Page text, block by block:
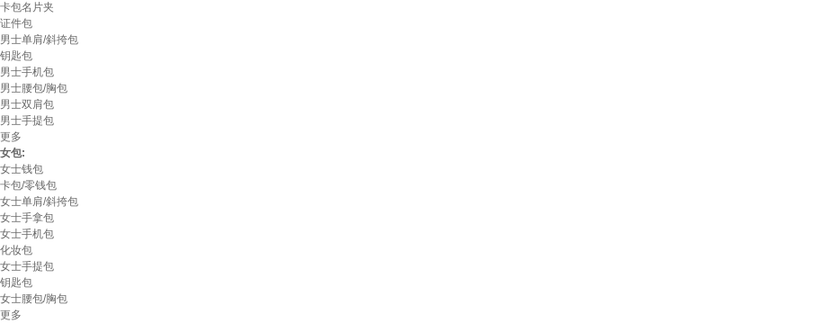
卡包名片夹
证件包
男士单肩/斜挎包
钥匙包
男士手机包
男士腰包/胸包
男士双肩包
男士手提包
更多
女包:
女士钱包
卡包/零钱包
女士单肩/斜挎包
女士手拿包
女士手机包
化妆包
女士手提包
钥匙包
女士腰包/胸包
更多